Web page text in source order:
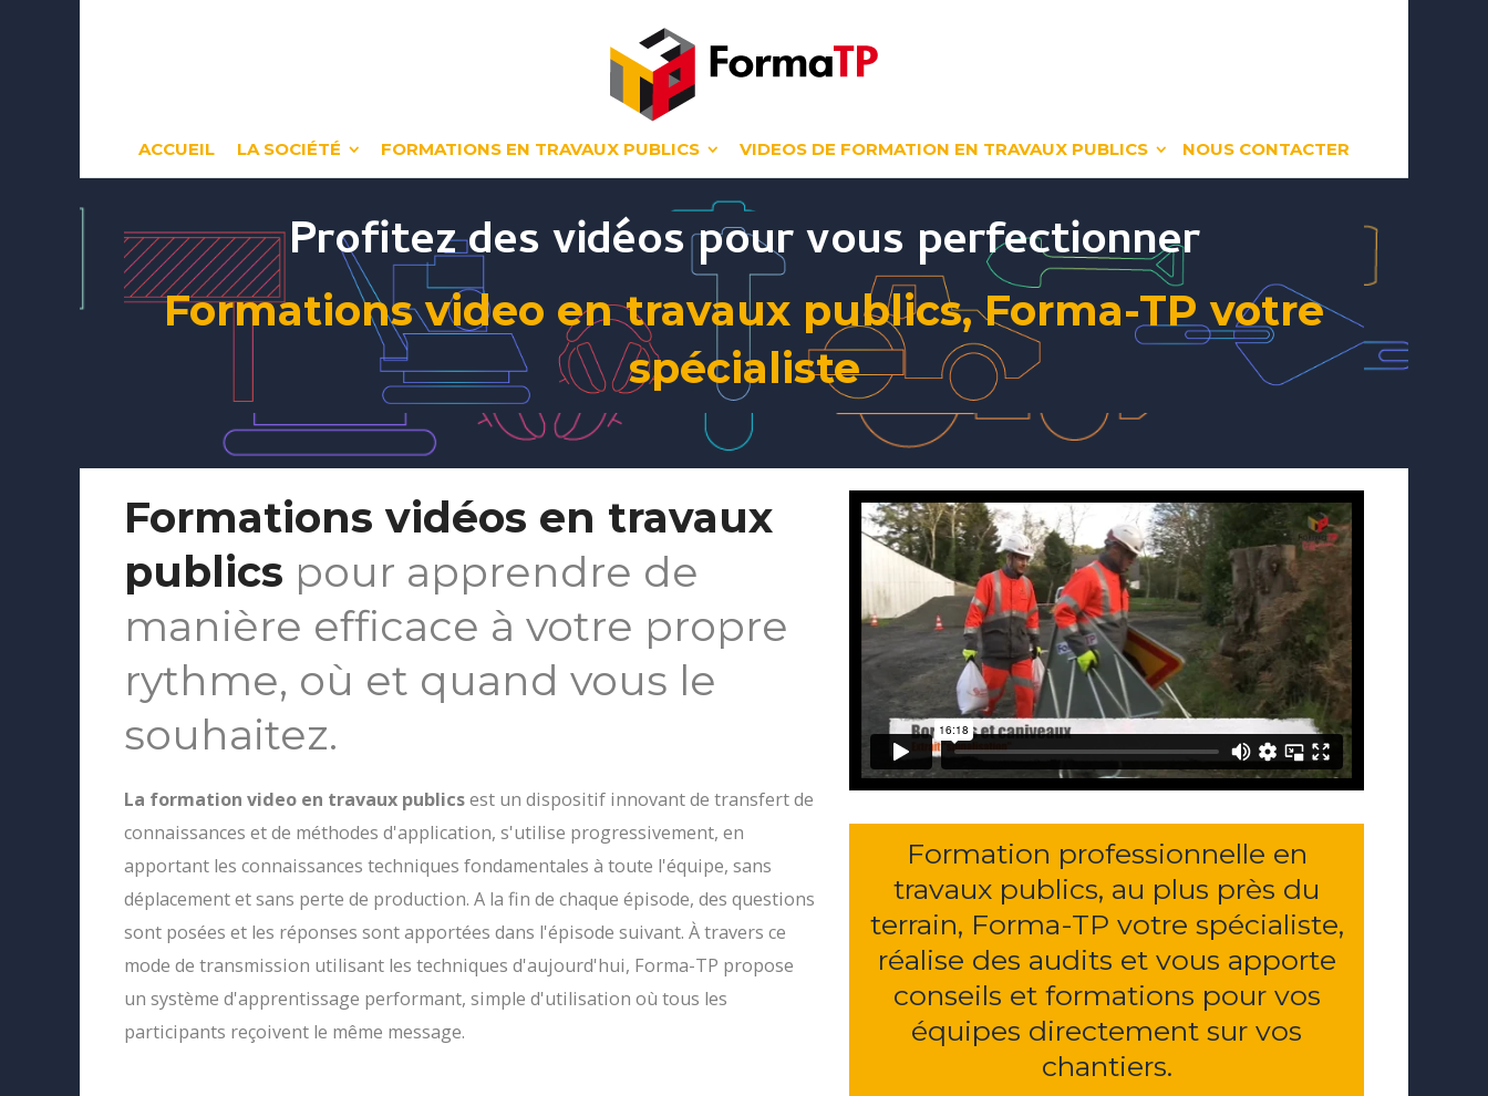
ACCUEIL LA SOCIÉTÉ FORMATIONS EN TRAVAUX PUBLICS VIDEOS DE FORMATION EN TRAVAUX PUBLICS NOUS CONTACTER
Profitez des vidéos pour vous perfectionner
Formations video en travaux publics, Forma-TP votre
spécialiste
Formations vidéos en travaux
publics pour apprendre de
manière efficace à votre propre
rythme, où et quand vous le
souhaitez.
La formation video en travaux publicsest un dispositif innovant de transfert de
connaissances et de méthodes d'application, s'utilise progressivement, en
apportant les connaissances techniques fondamentales à toute l'équipe, sans
déplacement et sans perte de production. A la fin de chaque épisode, des questions
sont posées et les réponses sont apportées dans l'épisode suivant. À travers ce
mode de transmission utilisant les techniques d'aujourd'hui, Forma-TP propose
un système d'apprentissage performant, simple d'utilisation où tous les
participants reçoivent le même message.
Formation professionnelle en
travaux publics, au plus près du
terrain, Forma-TP votre spécialiste,
réalise des audits et vous apporte
conseils et formations pour vos
équipes directement sur vos
chantiers.